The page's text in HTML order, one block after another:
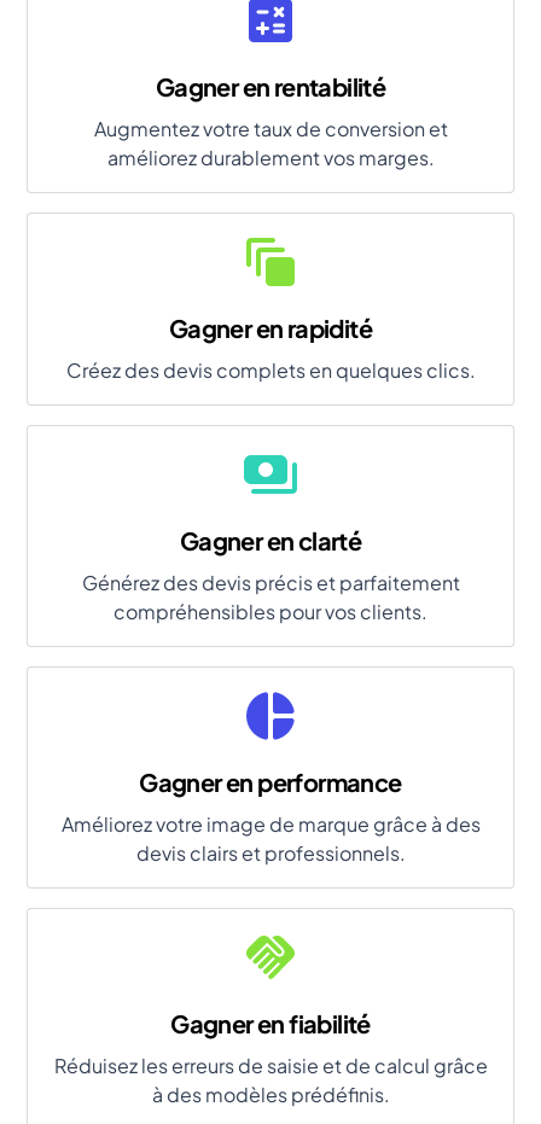
Gagner en rentabilité
Augmentez votre taux de conversion et
améliorez durablement vos marges.
Gagner en rapidité
Créez des devis complets en quelques clics.
Gagner en clarté
Générez des devis précis et parfaitement
compréhensibles pour vos clients.
Gagner en performance
Améliorez votre image de marque grâce à des
devis clairs et professionnels.
Gagner en fiabilité
Réduisez les erreurs de saisie et de calcul grâce
à des modèles prédéfinis.